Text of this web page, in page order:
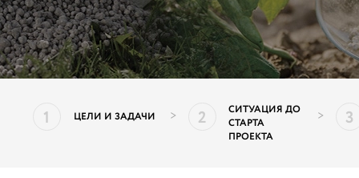
1 ЦЕЛИ И ЗАДАЧИ > 2
СИТУАЦИЯ ДО
СТАРТА
ПРОЕКТА
> 3